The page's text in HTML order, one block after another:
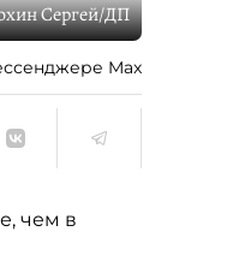
Сергей/ДП
Max
чем в